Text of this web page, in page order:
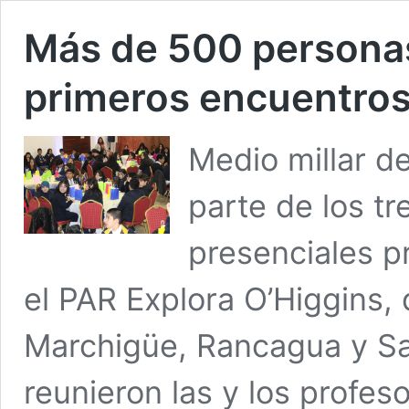
Más de 500
primeros
Medio millar
parte de los
presenciales
el PAR Explora
Marchigüe, Rancagua y
reunieron las y los